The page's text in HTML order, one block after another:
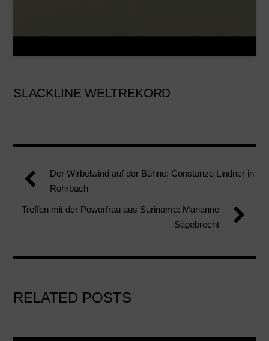
SLACKLINE WELTREKORD
Der Wirbelwind auf der Bühne: Constanze Lindner in
Rohrbach
Treffen mit der Powerfrau aus Suriname: Marianne
Sägebrecht
RELATED POSTS